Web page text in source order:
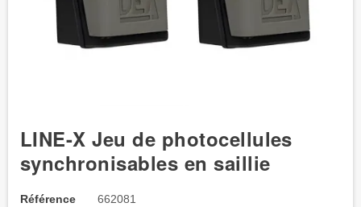
LINE-X Jeu de photocellules
synchronisables en saillie
Référence
662081